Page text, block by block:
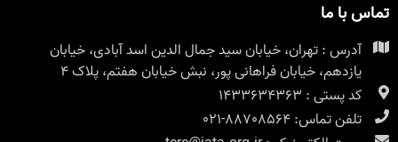
تماس با ما
آدرس : تهران، خیابان سید جمال الدین اسد آبادی، خیابان
یازدهم، خیابان فراهانی پور، نبش خیابان هفتم، پلاک ۴
کد پستی : 1433634363
تلفن تماس: 88708564-021